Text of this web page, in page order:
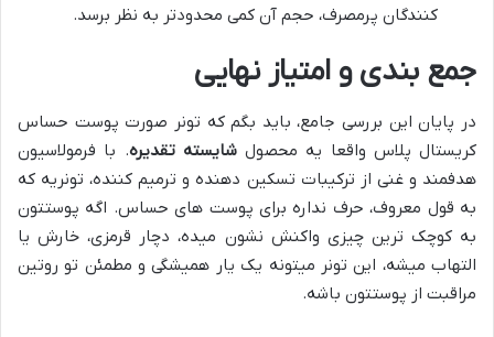
کنندگان پرمصرف، حجم آن کمی محدودتر به نظر برسد.
جمع بندی و امتیاز نهایی
در پایان این بررسی جامع، باید بگم که تونر صورت پوست حساس
کریستال پلاس واقعا یه محصولشایسته تقدیره. با فرمولاسیون
هدفمند و غنی از ترکیبات تسکین دهنده و ترمیم کننده، تونریه که
به قول معروف، حرف نداره برای پوست های حساس. اگه پوستتون
به کوچک ترین چیزی واکنش نشون میده، دچار قرمزی، خارش یا
التهاب میشه، این تونر میتونه یک یار همیشگی و مطمئن تو روتین
مراقبت از پوستتون باشه.